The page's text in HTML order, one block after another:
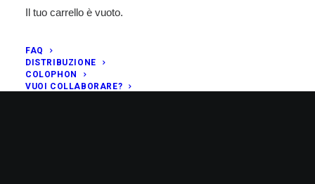
Il tuo carrello è vuoto.
FAQ
DISTRIBUZIONE
COLOPHON
VUOI COLLABORARE?